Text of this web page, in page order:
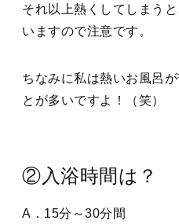
それ以上熱くしてしまう
いますので注意です。
ちなみに私は熱いお風呂
とが多いですよ！（笑）
②入浴時間は？
A．15分～30分間